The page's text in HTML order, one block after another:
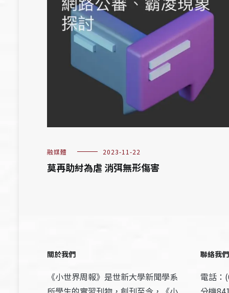
融媒體 2023-11-22
莫再助紂為虐 消弭無形傷害
關於我們
《小世界周報》是世新大學新聞學系
聯絡我們
電話：